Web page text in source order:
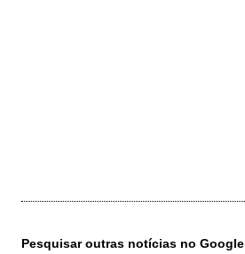
Pesquisar outras notícias no Google